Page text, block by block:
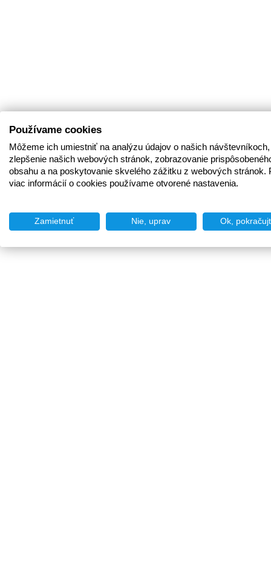
Používame cookies
Môžeme ich umiestniť na analýzu údajov o našich
zlepšenie našich webových stránok, zobrazovanie
obsahu a na poskytovanie skvelého zážitku z webových stránok.
viac informácií o cookies používame otvorené nastavenia.
Zamietnuť Nie, uprav Ok,